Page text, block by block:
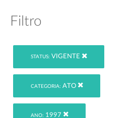
Filtro
STATUS: VIGENTE
CATEGORIA: ATO
ANO: 1997